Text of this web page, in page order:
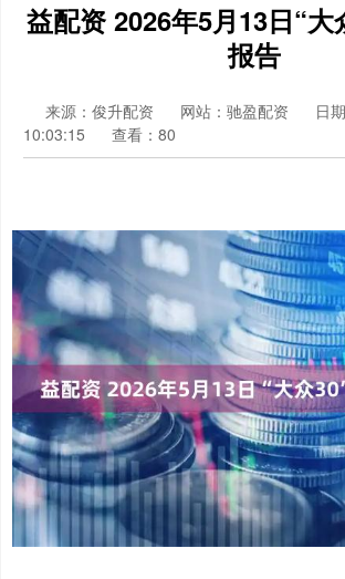
益配资 2026年5月13日“大
报告
来源：俊升配资 网站：驰盈配资
日
10:03:15
查看：80